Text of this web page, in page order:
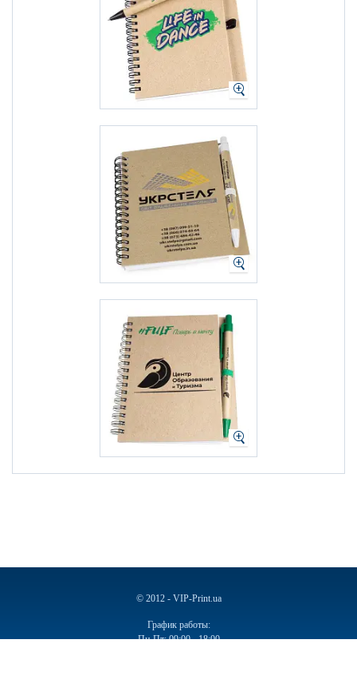
© 2012 - VIP-Print.ua
График работы:
Пн-Пт: 09:00 - 18:00